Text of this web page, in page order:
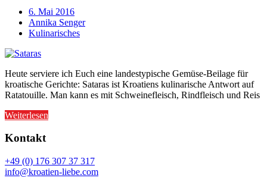
6. Mai 2016
Annika Senger
Kulinarisches
Heute serviere ich Euch eine landestypische Gemüse-Beilage für
kroatische Gerichte: Sataras ist Kroatiens kulinarische Antwort auf
Ratatouille. Man kann es mit Schweinefleisch, Rindfleisch und Reis
Weiterlesen
Kontakt
+49 (0) 176 307 37 317
info@kroatien-liebe.com